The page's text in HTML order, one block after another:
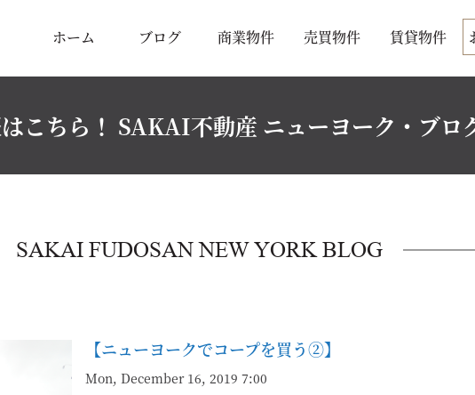
ホーム ブログ 商業物件 売買物件 賃貸物件
こちら！ SAKAI不動産 ニューヨーク・ブロ
SAKAI FUDOSAN NEW YORK BLOG
【ニューヨークでコープを買う②】
Mon, December 16, 2019 7:00